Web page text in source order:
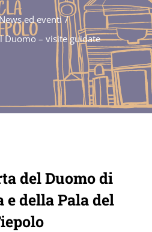
ed eventi /
Duomo – visite guidate
del Duomo di
e della Pala del